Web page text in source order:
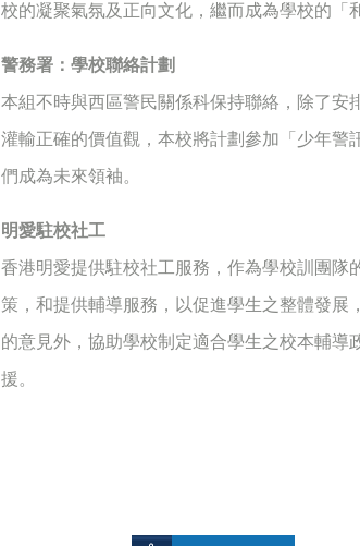
校的凝聚氣氛及正向文化，繼而成為學校的「
警務署：學校聯絡計劃
本組不時與西區警民關係科保持聯絡，除了安
灌輸正確的價值觀，本校將計劃參加「少年
們成為未來領袖。
明愛駐校社工
香港明愛提供駐校社工服務，作為學校訓團隊
策，和提供輔導服務，以促進學生之整體發展
的意見外，協助學校制定適合學生之校本輔
援。